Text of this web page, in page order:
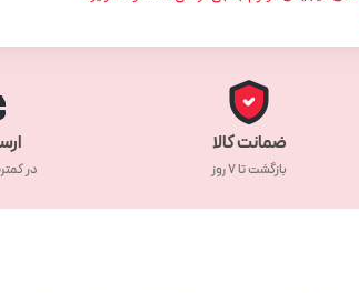
ضمانت کالا
بازگشت تا ۷ روز در